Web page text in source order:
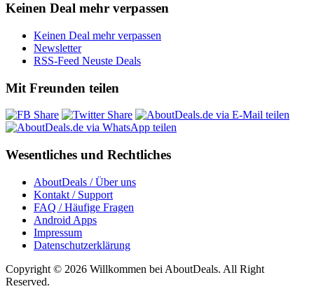
Keinen Deal mehr verpassen
Keinen Deal mehr verpassen
Newsletter
RSS-Feed Neuste Deals
Mit Freunden teilen
Wesentliches und Rechtliches
AboutDeals / Über uns
Kontakt / Support
FAQ / Häufige Fragen
Android Apps
Impressum
Datenschutzerklärung
Copyright © 2026 Willkommen bei AboutDeals. All Right
Reserved.